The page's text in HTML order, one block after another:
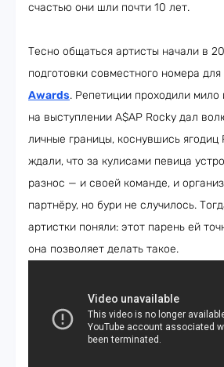
счастью они шли почти 10 лет.
Тесно общаться артисты начали в
подготовки совместного номера для
Awards. Репетиции проходили
на выступлении A$AP Rocky дал
личные границы, коснувшись ягодиц
ждали, что за кулисами певица
разнос — и своей команде, и
партнёру, но бури не случилось.
артистки поняли: этот парень ей
она позволяет делать такое.